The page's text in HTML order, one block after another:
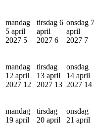
mandag
5 april
2027 5
tirsdag 6
april
2027 6
onsdag 7
april
2027 7
mandag
12 april
2027 12
tirsdag
13 april
2027 13
onsdag
14 april
2027 14
mandag
19 april
tirsdag
20 april
onsdag
21 april